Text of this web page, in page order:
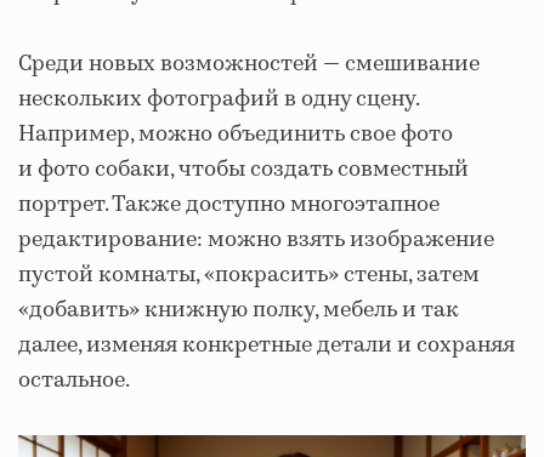
Среди новых возможностей — смешивание
нескольких фотографий в одну сцену.
Например, можно объединить свое фото
и фото собаки, чтобы создать совместный
портрет. Также доступно многоэтапное
редактирование: можно взять изображение
пустой комнаты, «покрасить» стены, затем
«добавить» книжную полку, мебель и так
далее, изменяя конкретные детали и сохраняя
остальное.